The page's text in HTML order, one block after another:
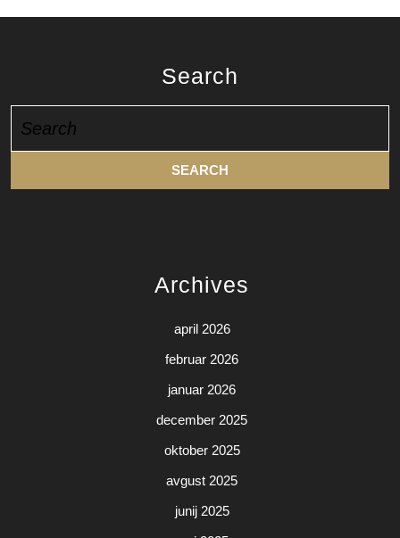
Search
for:
Archives
april 2026
februar 2026
januar 2026
december 2025
oktober 2025
avgust 2025
junij 2025